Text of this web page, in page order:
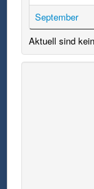
September
Aktuell sind